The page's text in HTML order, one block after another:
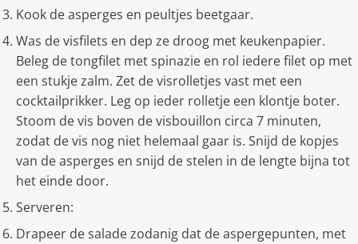
Kook de asperges en peultjes beetgaar.
Was de visfilets en dep ze droog met keukenpapier.
Beleg de tongfilet met spinazie en rol iedere filet op met
een stukje zalm. Zet de visrolletjes vast met een
cocktailprikker. Leg op ieder rolletje een klontje boter.
Stoom de vis boven de visbouillon circa 7 minuten,
zodat de vis nog niet helemaal gaar is. Snijd de kopjes
van de asperges en snijd de stelen in de lengte bijna tot
het einde door.
Serveren:
Drapeer de salade zodanig dat de aspergepunten, met